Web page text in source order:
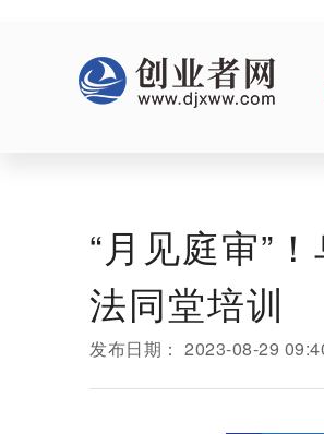
“月见庭审”
法同堂培训
发布日期： 2023-08-29